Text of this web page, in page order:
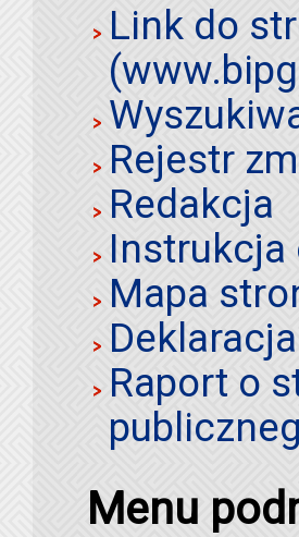
Link do
Rejestr
Redakcja
Instrukcja
Mapa
Raport o
Menu